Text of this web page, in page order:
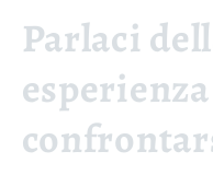
Parlaci